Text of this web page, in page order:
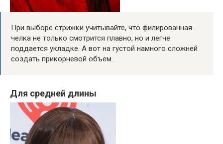
При выборе стрижки учитывайте, что филированная
челка не только смотрится плавно, но и легче
поддается укладке. А вот на густой намного сложней
создать прикорневой объем.
Для средней длины